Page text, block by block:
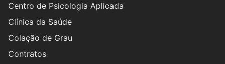
Centro de Psicologia Aplicada
Clínica da Saúde
Colação de Grau
Contratos